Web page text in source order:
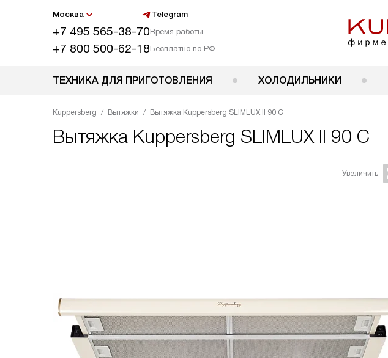
Москва Telegram
+7 495 565-38-70Время работы
+7 800 500-62-18Бесплатно по РФ
ТЕХНИКА ДЛЯ ПРИГОТОВЛЕНИЯ ХОЛОДИЛЬНИКИ
Kuppersberg Вытяжки Вытяжка Kuppersberg SLIMLUX II 90 C
Вытяжка Kuppersberg SLIMLUX II 90 C